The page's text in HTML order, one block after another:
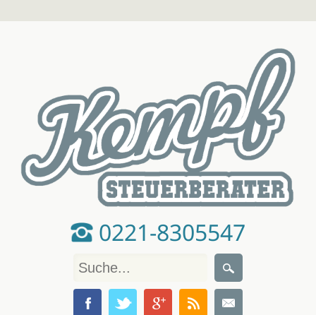
0221-8305547